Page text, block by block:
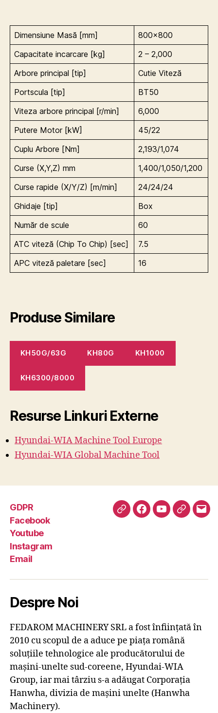
Dimensiune Masă [mm]
800×800
Capacitate incarcare [kg]
2 – 2,000
Arbore principal [tip]
Cutie Viteză
Portscula [tip]
BT50
Viteza arbore principal [r/min]
6,000
Putere Motor [kW]
45/22
Cuplu Arbore [Nm]
2,193/1,074
Curse (X,Y,Z) mm
1,400/1,050/1,200
Curse rapide (X/Y/Z) [m/min]
24/24/24
Ghidaje [tip]
Box
Număr de scule
60
ATC viteză (Chip To Chip) [sec]
7.5
APC viteză paletare [sec]
16
Produse Similare
KH50G/63G KH80G KH1000
KH6300/8000
Resurse Linkuri Externe
Hyundai-WIA Machine ToolEurope
Hyundai-WIA Global Machine Tool
GDPR
Facebook
Youtube
Instagram
Email
GDPRFacebook
Youtube
Despre Noi
FEDAROM MACHINERY SRL a fost înființată în
2010 cu scopul de a aduce pe piața română
soluțiile tehnologice ale producătorului de
mașini-unelte sud-coreene, Hyundai-WIA
Group, iar mai târziu s-a adăugat Corporația
Hanwha, divizia de mașini unelte (Hanwha
Machinery).